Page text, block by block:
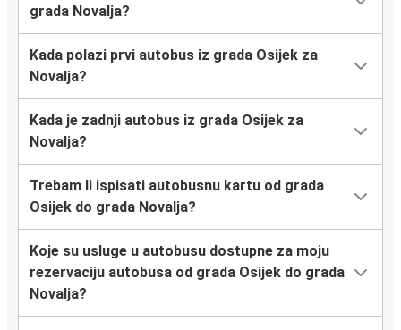
grada Novalja?
Kada polazi prvi autobus iz grada Osijek za
Novalja?
Kada je zadnji autobus iz grada Osijek za
Novalja?
Trebam li ispisati autobusnu kartu od grada
Osijek do grada Novalja?
Koje su usluge u autobusu dostupne za moju
rezervaciju autobusa od grada Osijek do grada
Novalja?